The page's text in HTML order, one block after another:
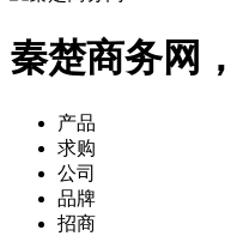
秦楚商务网
产品
求购
公司
品牌
招商